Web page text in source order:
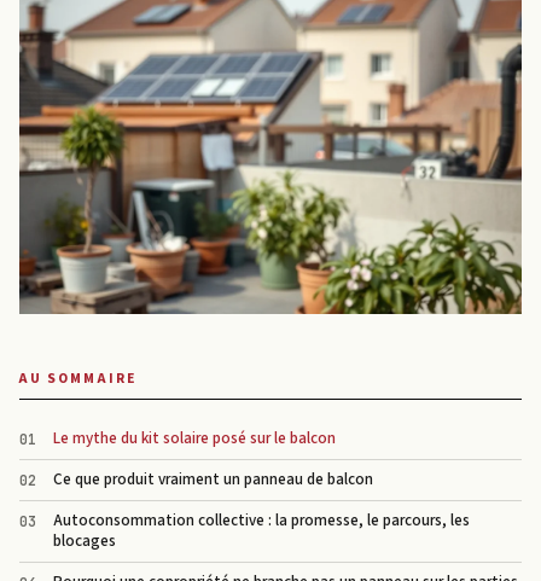
AU SOMMAIRE
Le mythe du kit solaire posé sur le balcon
Ce que produit vraiment un panneau de balcon
Autoconsommation collective : la promesse, le parcours, les
blocages